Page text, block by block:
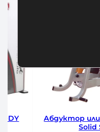
Абдуктор
Solid